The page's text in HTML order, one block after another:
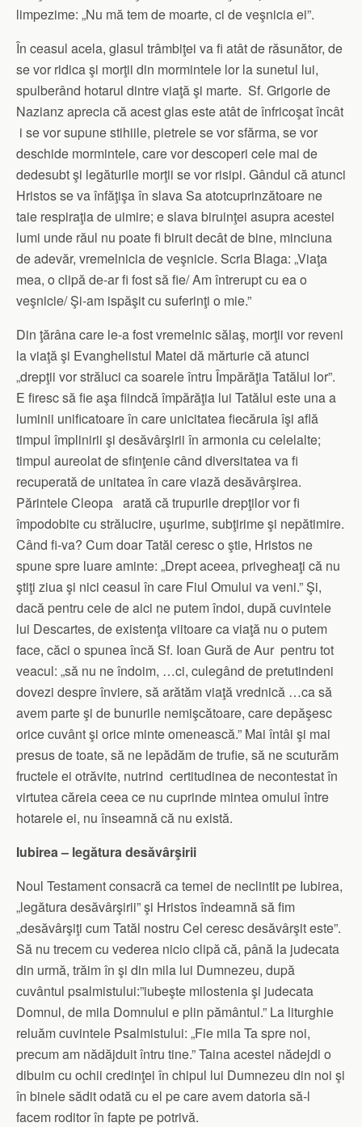
limpezime: „Nu mă tem de moarte, ci de veşnicia ei”.
În ceasul acela, glasul trâmbiţei va fi atât de răsunător, de
se vor ridica şi morţii din mormintele lor la sunetul lui,
spulberând hotarul dintre viaţă şi marte. Sf. Grigorie de
Nazianz aprecia că acest glas este atât de înfricoşat încât
i se vor supune stihiile, pietrele se vor sfărma, se vor
deschide mormintele, care vor descoperi cele mai de
dedesubt şi legăturile morţii se vor risipi. Gândul că atunci
Hristos se va înfăţişa în slava Sa atotcuprinzătoare ne
taie respiraţia de uimire; e slava biruinţei asupra acestei
lumi unde răul nu poate fi biruit decât de bine, minciuna
de adevăr, vremelnicia de veşnicie. Scria Blaga: „Viaţa
mea, o clipă de-ar fi fost să fie/ Am întrerupt cu ea o
veşnicie/ Şi-am ispăşit cu suferinţi o mie.”
Din ţărâna care le-a fost vremelnic sălaş, morţii vor reveni
la viaţă şi Evanghelistul Matei dă mărturie că atunci
„drepţii vor străluci ca soarele întru Împărăţia Tatălui lor”.
E firesc să fie aşa fiindcă împărăţia lui Tatălui este una a
luminii unificatoare în care unicitatea fiecăruia îşi află
timpul împlinirii şi desăvârşirii în armonia cu celelalte;
timpul aureolat de sfinţenie când diversitatea va fi
recuperată de unitatea în care viază desăvârşirea.
Părintele Cleopa arată că trupurile drepţilor vor fi
împodobite cu strălucire, uşurime, subţirime şi nepătimire.
Când fi-va? Cum doar Tatăl ceresc o ştie, Hristos ne
spune spre luare aminte: „Drept aceea, privegheaţi că nu
ştiţi ziua şi nici ceasul în care Fiul Omului va veni.” Şi,
dacă pentru cele de aici ne putem îndoi, după cuvintele
lui Descartes, de existenţa viitoare ca viaţă nu o putem
face, căci o spunea încă Sf. Ioan Gură de Aur pentru tot
veacul: „să nu ne îndoim, …ci, culegând de pretutindeni
dovezi despre înviere, să arătăm viaţă vrednică …ca să
avem parte şi de bunurile nemişcătoare, care depăşesc
orice cuvânt şi orice minte omenească.” Mai întâi şi mai
presus de toate, să ne lepădăm de trufie, să ne scuturăm
fructele ei otrăvite, nutrind certitudinea de necontestat în
virtutea căreia ceea ce nu cuprinde mintea omului între
hotarele ei, nu înseamnă că nu există.
Iubirea – legătura desăvârşirii
Noul Testament consacră ca temei de neclintit pe Iubirea,
„legătura desăvârşirii” şi Hristos îndeamnă să fim
„desăvârşiţi cum Tatăl nostru Cel ceresc desăvârşit este”.
Să nu trecem cu vederea nicio clipă că, până la judecata
din urmă, trăim în şi din mila lui Dumnezeu, după
cuvântul psalmistului:”iubeşte milostenia şi judecata
Domnul, de mila Domnului e plin pământul.” La liturghie
reluăm cuvintele Psalmistului: „Fie mila Ta spre noi,
precum am nădăjduit întru tine.” Taina acestei nădejdi o
dibuim cu ochii credinţei în chipul lui Dumnezeu din noi şi
în binele sădit odată cu el pe care avem datoria să-l
facem roditor în fapte pe potrivă.